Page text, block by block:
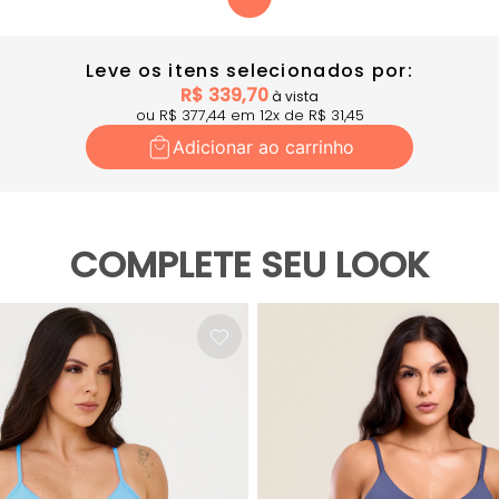
Leve os itens selecionados por:
R$ 339,70à vista
ou R$ 377,44em 12x de R$ 31,45
Adicionar ao carrinho
COMPLETE SEU LOOK